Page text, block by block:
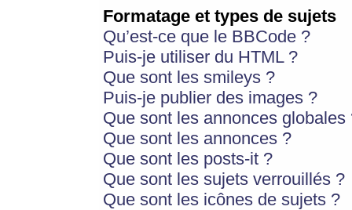
Formatage et types de sujets
Qu’est-ce que le BBCode ?
Puis-je utiliser du HTML ?
Que sont les smileys ?
Puis-je publier des images ?
Que sont les annonces globales
Que sont les annonces ?
Que sont les posts-it ?
Que sont les sujets verrouillés ?
Que sont les icônes de sujets ?